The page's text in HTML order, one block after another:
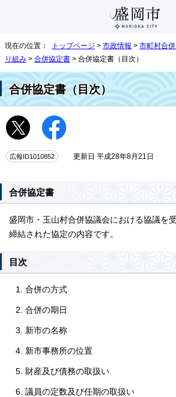
現在の位置： トップページ > 市政情報 > 市町村合
り組み > 合併協定書 > 合併協定書（目次）
合併協定書（目次）
広報ID1010852 更新日 平成28年8月21日
合併協定書
盛岡市・玉山村合併協議会における協議を
締結された協定の内容です。
目次
合併の方式
合併の期日
新市の名称
新市事務所の位置
財産及び債務の取扱い
議員の定数及び任期の取扱い